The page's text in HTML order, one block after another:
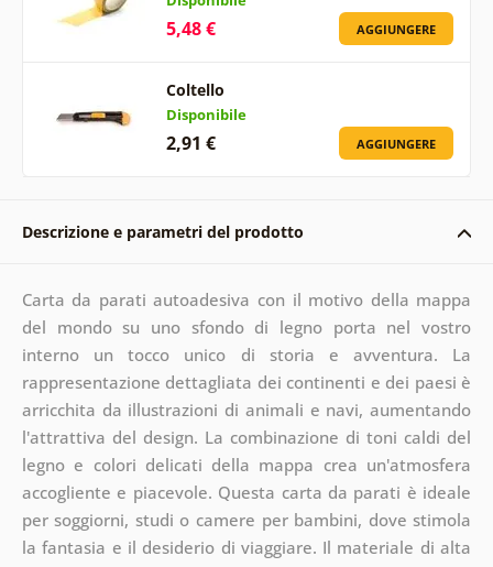
5,48 € AGGIUNGERE
Coltello
Disponibile
2,91 € AGGIUNGERE
Descrizione e parametri del prodotto
Carta da parati autoadesiva con il motivo della mappa
del mondo su uno sfondo di legno porta nel vostro
interno un tocco unico di storia e avventura. La
rappresentazione dettagliata dei continenti e dei paesi è
arricchita da illustrazioni di animali e navi, aumentando
l'attrattiva del design. La combinazione di toni caldi del
legno e colori delicati della mappa crea un'atmosfera
accogliente e piacevole. Questa carta da parati è ideale
per soggiorni, studi o camere per bambini, dove stimola
la fantasia e il desiderio di viaggiare. Il materiale di alta